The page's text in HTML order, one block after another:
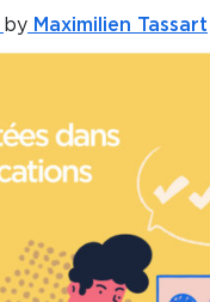
byMaximilien Tassart